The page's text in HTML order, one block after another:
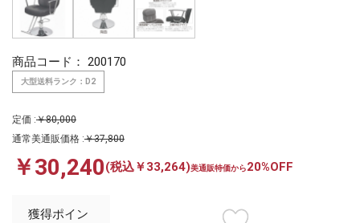
商品コード： 200170
大型送料ランク：D2
定価 :￥80,000
通常美通販価格 :￥37,800
￥30,240(税込￥33,264)美通販特価から20%OFF
獲得ポイン